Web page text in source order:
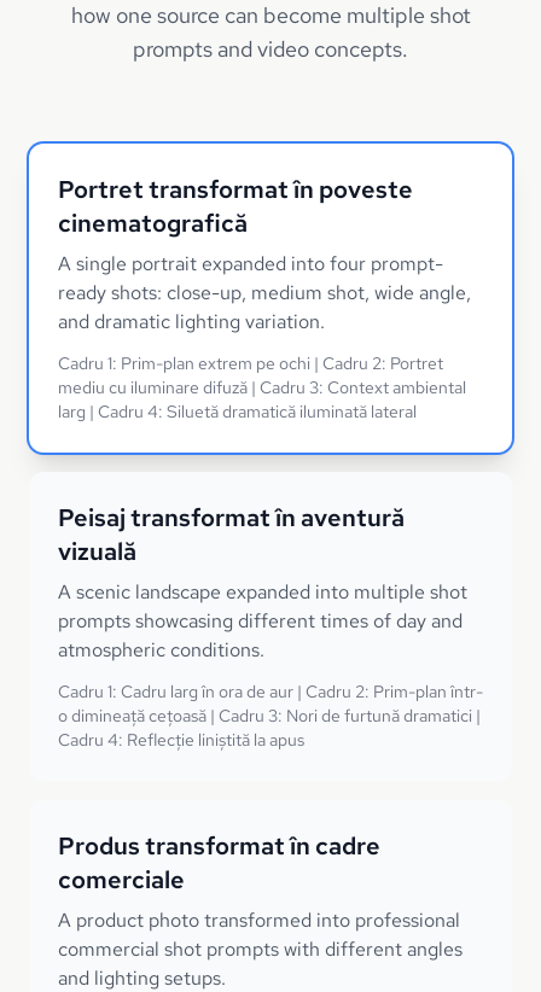
how one source can become multiple shot
prompts and video concepts.
Portret transformat în poveste
cinematografică
A single portrait expanded into four prompt-
ready shots: close-up, medium shot, wide angle,
and dramatic lighting variation.
Cadru 1: Prim-plan extrem pe ochi | Cadru 2: Portret
mediu cu iluminare difuză | Cadru 3: Context ambiental
larg | Cadru 4: Siluetă dramatică iluminată lateral
Peisaj transformat în aventură
vizuală
A scenic landscape expanded into multiple shot
prompts showcasing different times of day and
atmospheric conditions.
Cadru 1: Cadru larg în ora de aur | Cadru 2: Prim-plan într-
o dimineață cețoasă | Cadru 3: Nori de furtună dramatici |
Cadru 4: Reflecție liniștită la apus
Produs transformat în cadre
comerciale
A product photo transformed into professional
commercial shot prompts with different angles
and lighting setups.